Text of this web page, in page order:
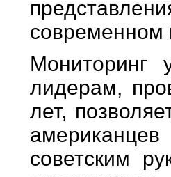
современном
Мониторинг
лидерам,
лет,
советским